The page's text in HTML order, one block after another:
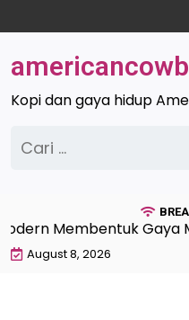
to
Kopi dan gaya hidup
untuk:
Membentuk Gaya
August 8, 2026